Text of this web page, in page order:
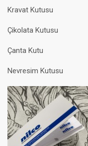
Kravat Kutusu
Çikolata Kutusu
Çanta Kutu
Nevresim Kutusu